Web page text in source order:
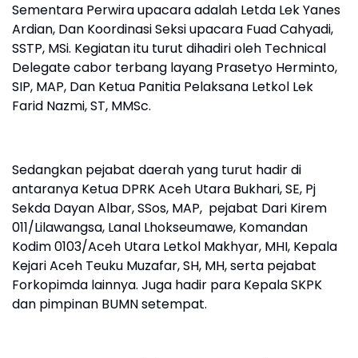
Sementara Perwira upacara adalah Letda Lek Yanes
Ardian, Dan Koordinasi Seksi upacara Fuad Cahyadi,
SSTP, MSi. Kegiatan itu turut dihadiri oleh Technical
Delegate cabor terbang layang Prasetyo Herminto,
SIP, MAP, Dan Ketua Panitia Pelaksana Letkol Lek
Farid Nazmi, ST, MMSc.
Sedangkan pejabat daerah yang turut hadir di
antaranya Ketua DPRK Aceh Utara Bukhari, SE, Pj
Sekda Dayan Albar, SSos, MAP, pejabat Dari Kirem
011/Lilawangsa, Lanal Lhokseumawe, Komandan
Kodim 0103/Aceh Utara Letkol Makhyar, MHI, Kepala
Kejari Aceh Teuku Muzafar, SH, MH, serta pejabat
Forkopimda lainnya. Juga hadir para Kepala SKPK
dan pimpinan BUMN setempat.